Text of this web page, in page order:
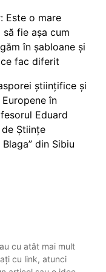
Este o mare
fie așa cum
în șabloane și
fac diferit
științifice și
în
Eduard
Științe
din Sibiu
cu atât mai mult
cu link, atunci